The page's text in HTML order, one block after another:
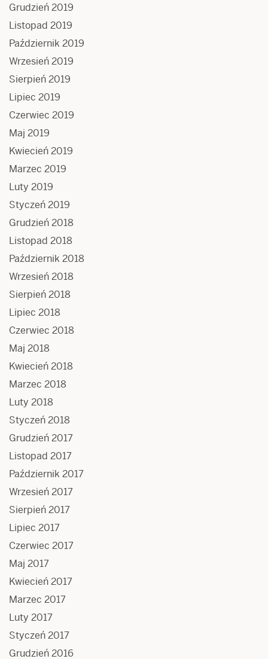
Grudzień 2019
Listopad 2019
Październik 2019
Wrzesień 2019
Sierpień 2019
Lipiec 2019
Czerwiec 2019
Maj 2019
Kwiecień 2019
Marzec 2019
Luty 2019
Styczeń 2019
Grudzień 2018
Listopad 2018
Październik 2018
Wrzesień 2018
Sierpień 2018
Lipiec 2018
Czerwiec 2018
Maj 2018
Kwiecień 2018
Marzec 2018
Luty 2018
Styczeń 2018
Grudzień 2017
Listopad 2017
Październik 2017
Wrzesień 2017
Sierpień 2017
Lipiec 2017
Czerwiec 2017
Maj 2017
Kwiecień 2017
Marzec 2017
Luty 2017
Styczeń 2017
Grudzień 2016